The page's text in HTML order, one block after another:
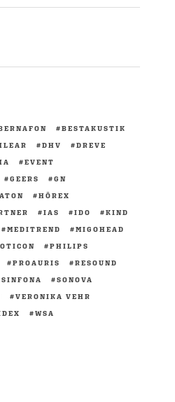
BESTAKUSTIK
DHV
DREVE
EVENT
GEERS
GN
HÖREX
IAS IDO
KIND
MEDITREND
MIGOHEAD
OTICON
PHILIPS
PROAURIS
RESOUND
SINFONA
SONOVA
VERONIKA VEHR
WSA